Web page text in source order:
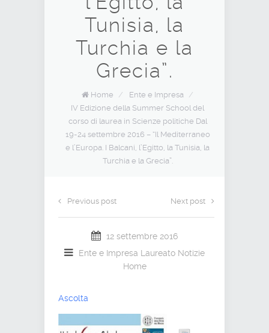
Tunisia, la
Turchia e la
Grecia”.
Home / Ente e Impresa
/
IV Edizione della Summer School del
corso di laurea in Scienze politiche Dal
19-24 settembre 2016 – “Il Mediterraneo
e l’Europa. I Balcani, l’Egitto, la Tunisia, la
Turchia e la Grecia”.
Previous post Next post
12 settembre 2016
Ente e Impresa Laureato Notizie
Home
Ascolta